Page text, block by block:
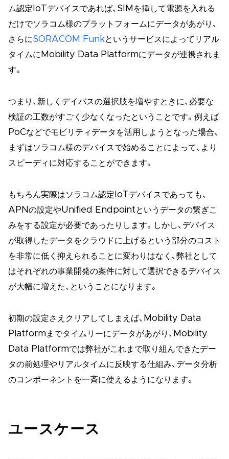
ム認定IoTデバイスであれば、SIMを挿して電源を入れる
だけでソラコム様のプラットフォームにデータがあがり、
さらにSORACOM Funkというサービスによってリアル
タイムにMobility Data Platformにデータが連携されま
す。
つまり、新しくデイバスの選択肢を増やすときに、必要な
検証の工数がすごく少なくなったということです。例えば
PoCなどでモビリティデータを活用しようとなった場合、
まずはソラコム様のデバイスで始めることによって、より
スピーディに対応することができます。
もちろん実際はソラコム認定IoTデバイスであっても、
APNの設定やUnified Endpointというデータの繋ぎこ
みをする設定が必要であったりします。しかし、デバイス
が取得したデータをクラウドに上げるという部分のコスト
を非常に低く抑えられることに変わりはなく、弊社として
はそれぞれの事業開発の案件に対して選択できるデバイス
が大幅に増えた、ということになります。
初期の設定さえクリアしてしまえば、Mobility Data
Platformまでタイムリーにデータがあがり、Mobility
Data Platformでは弊社がこれまで取り組んできたデー
タの前処理やリアルタイムに反映する仕組み、データ分析
のコンポーネントを一斉に使えるようになります。
ユースケース